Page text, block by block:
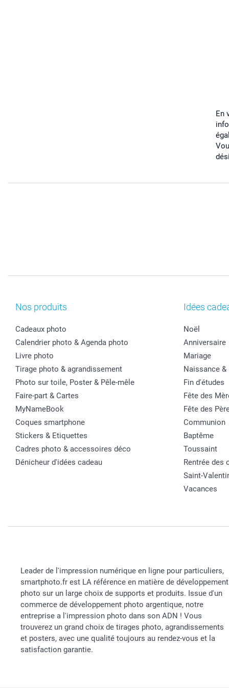
En
Nos produits
Cadeaux photo
Calendrier photo & Agenda photo
Livre photo
Tirage photo & agrandissement
Photo sur toile, Poster & Pêle-mêle
Faire-part & Cartes
MyNameBook
Coques smartphone
Stickers & Etiquettes
Cadres photo & accessoires déco
Dénicheur d'idées cadeau
Idées
Noël
Anniversaire
Mariage
Naissance &
Fin d'études
Fête des
Fête des
Communion
Baptême
Toussaint
Rentrée des
Saint-
Vacances
Leader de l'impression numérique en ligne pour particuliers,
smartphoto.fr est LA référence en matière de développement
photo sur un large choix de supports et produits. Issue d'un
commerce de développement photo argentique, notre
entreprise a l'impression photo dans son ADN ! Vous
trouverez un grand choix de tirages photo, agrandissements
et posters, avec une qualité toujours au rendez-vous et la
satisfaction garantie.